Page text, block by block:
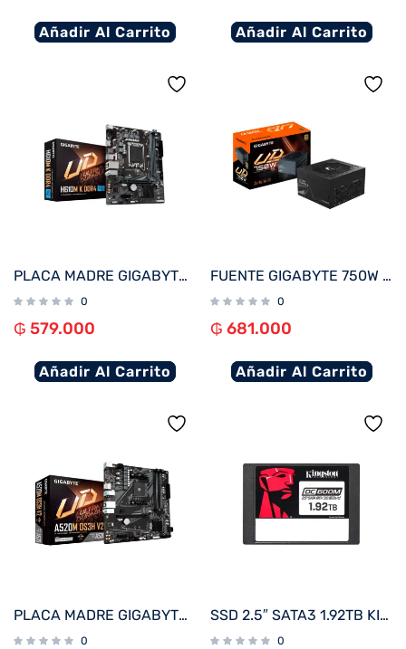
Añadir Al Carrito Añadir Al Carrito
PLACA MADRE GIGABYTE 1700 H610M K DDR4 S/R/HDMI/M2/USB3.2/MATX
0
₲ 579.000
Añadir Al Carrito
FUENTE GIGABYTE 750W 80PLUS GOLD FULL MODULAR BIVOLT GP-UD750GM
0
₲ 681.000
Añadir Al Carrito
PLACA MADRE GIGABYTE AM4 A520M DS3H V2 S/R/HDMI/DP/M.2/DDR4/USB3.2/MATX
0
SSD 2.5″ SATA3 1.92TB KINGSTON SEDC600M/1920G 560/530
0